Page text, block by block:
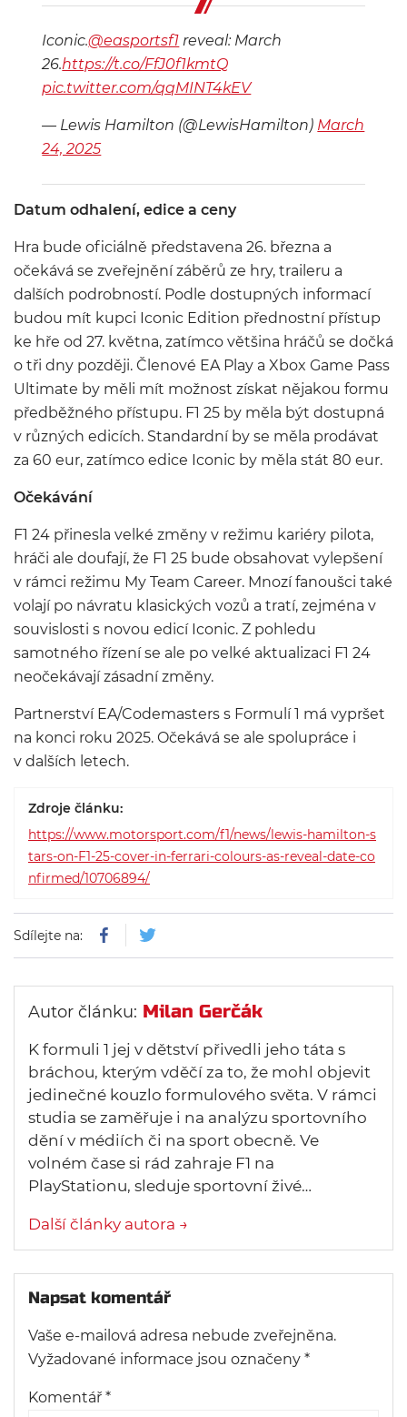
Iconic.@easportsf1 reveal: March
26.https://t.co/FfJ0f1kmtQ
pic.twitter.com/qqMINT4kEV
— Lewis Hamilton (@LewisHamilton) March
24, 2025
Datum odhalení, edice a ceny
Hra bude oficiálně představena 26. března a
očekává se zveřejnění záběrů ze hry, traileru a
dalších podrobností. Podle dostupných informací
budou mít kupci Iconic Edition přednostní přístup
ke hře od 27. května, zatímco většina hráčů se dočká
o tři dny později. Členové EA Play a Xbox Game Pass
Ultimate by měli mít možnost získat nějakou formu
předběžného přístupu. F1 25 by měla být dostupná
v různých edicích. Standardní by se měla prodávat
za 60 eur, zatímco edice Iconic by měla stát 80 eur.
Očekávání
F1 24 přinesla velké změny v režimu kariéry pilota,
hráči ale doufají, že F1 25 bude obsahovat vylepšení
v rámci režimu My Team Career. Mnozí fanoušci také
volají po návratu klasických vozů a tratí, zejména v
souvislosti s novou edicí Iconic. Z pohledu
samotného řízení se ale po velké aktualizaci F1 24
neočekávají zásadní změny.
Partnerství EA/Codemasters s Formulí 1 má vypršet
na konci roku 2025. Očekává se ale spolupráce i
v dalších letech.
Zdroje článku:
https://www.motorsport.com/f1/news/lewis-hamilton-s
tars-on-F1-25-cover-in-ferrari-colours-as-reveal-date-co
nfirmed/10706894/
Sdílejte na:
Autor článku: Milan Gerčák
K formuli 1 jej v dětství přivedli jeho táta s
bráchou, kterým vděčí za to, že mohl objevit
jedinečné kouzlo formulového světa. V rámci
studia se zaměřuje i na analýzu sportovního
dění v médiích či na sport obecně. Ve
volném čase si rád zahraje F1 na
PlayStationu, sleduje sportovní živé…
Další články autora →
Napsat komentář
Vaše e-mailová adresa nebude zveřejněna.
Vyžadované informace jsou označeny *
Komentář *